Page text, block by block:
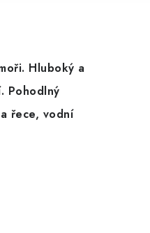
Hluboký a
Pohodlný
řece, vodní